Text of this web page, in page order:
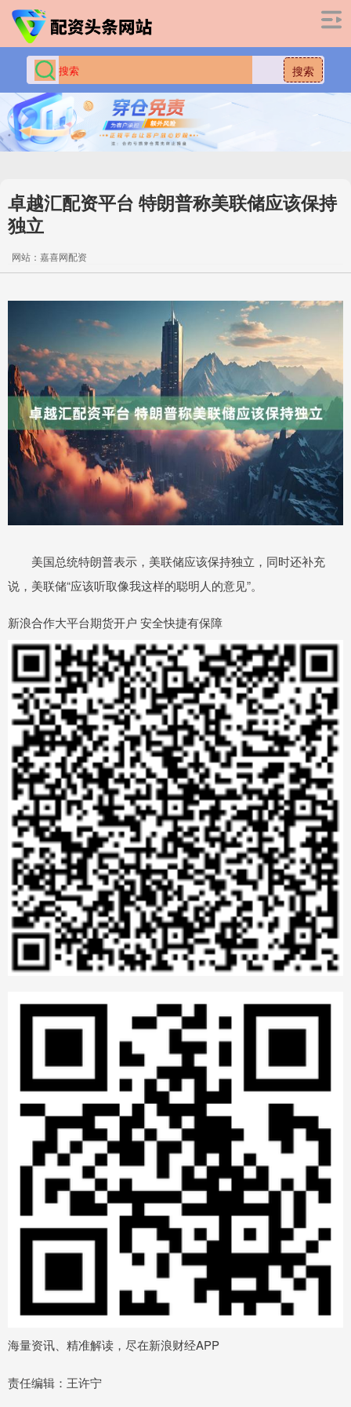
搜索
卓越汇配资平台 特朗普称美联储应该保持
独立
网站：嘉喜网配资
美国总统特朗普表示，美联储应该保持独立，同时还补充
说，美联储“应该听取像我这样的聪明人的意见”。
新浪合作大平台期货开户 安全快捷有保障
海量资讯、精准解读，尽在新浪财经APP
责任编辑：王许宁